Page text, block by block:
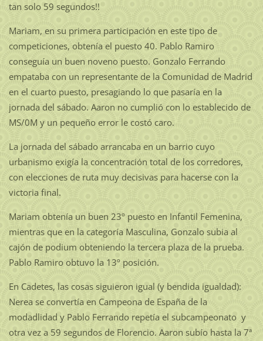
tan solo 59 segundos!!
Mariam, en su primera participación en este tipo de
competiciones, obtenía el puesto 40. Pablo Ramiro
conseguía un buen noveno puesto. Gonzalo Ferrando
empataba con un representante de la Comunidad de Madrid
en el cuarto puesto, presagiando lo que pasaría en la
jornada del sábado. Aaron no cumplió con lo establecido de
MS/0M y un pequeño error le costó caro.
La jornada del sábado arrancaba en un barrio cuyo
urbanismo exigía la concentración total de los corredores,
con elecciones de ruta muy decisivas para hacerse con la
victoria final.
Mariam obtenía un buen 23º puesto en Infantil Femenina,
mientras que en la categoría Masculina, Gonzalo subia al
cajón de podium obteniendo la tercera plaza de la prueba.
Pablo Ramiro obtuvo la 13º posición.
En Cadetes, las cosas siguieron igual (y bendida igualdad):
Nerea se convertía en Campeona de España de la
modadlidad y Pablo Ferrando repetía el subcampeonato y
otra vez a 59 segundos de Florencio. Aaron subío hasta la 7ª